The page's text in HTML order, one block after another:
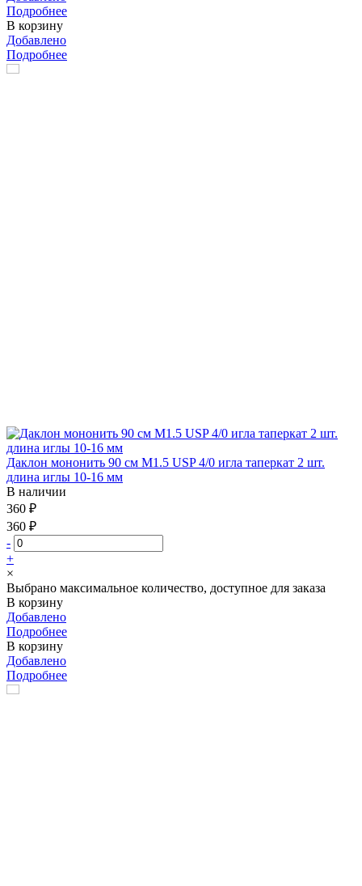
Подробнее
В корзину
Добавлено
Подробнее
Даклон мононить 90 см М1.5 USP 4/0 игла таперкат 2 шт.
длина иглы 10-16 мм
В наличии
360 ₽
360 ₽
-
+
×
Выбрано максимальное количество, доступное для заказа
В корзину
Добавлено
Подробнее
В корзину
Добавлено
Подробнее